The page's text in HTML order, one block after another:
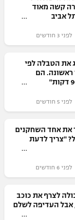
קשה מאוד
אביב
את הטבלה לפי
ראשונה. הם
את אחד השחקנים
"צריך לדעת
לצרף את כוכב
אבל העדיפה לשלם